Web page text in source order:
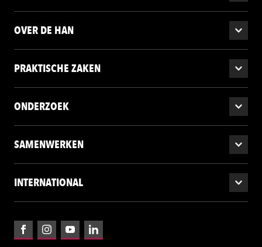
OVER DE HAN
PRAKTISCHE ZAKEN
ONDERZOEK
SAMENWERKEN
INTERNATIONAL
FacebookInstagramYouTubeLinkedIn